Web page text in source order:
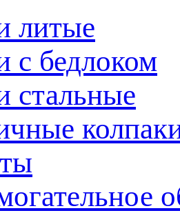
литые
с бедлоком
стальные